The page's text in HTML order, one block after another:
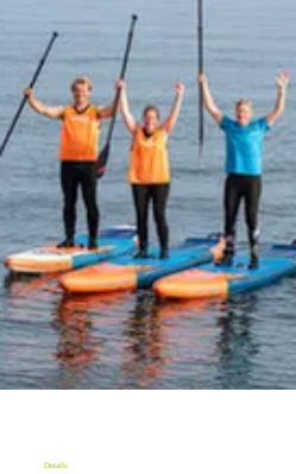
Details